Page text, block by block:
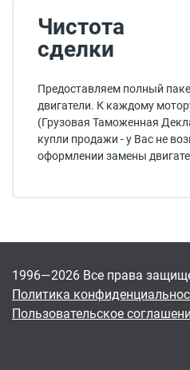
Чистота
сделки
Предоставляем полный
двигатели. К каждому
(Грузовая Таможенная
купли продажи - у Вас не
оформлении замены
1996—2026 Все права
Политика
Пользовательское